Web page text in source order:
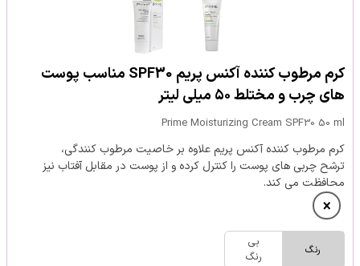
کرم مرطوب کننده آکنس پریم SPF30 مناسب پوست
های چرب و مختلط ۵۰ میلی لیتر
Prime Moisturizing Cream SPF30 50 ml
کرم مرطوب کننده آکنس پریم علاوه بر خاصیت مرطوب کنندگی،
ترشح چربی های پوست را کنترل کرده و از پوست در مقابل آفتاب نیز
محافظت می کند.
رنگ
بی
رنگ